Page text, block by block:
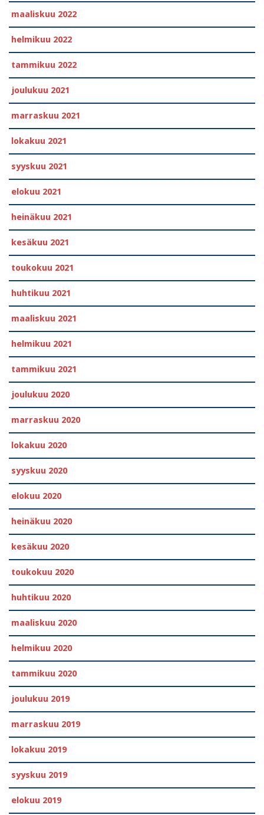
maaliskuu 2022
helmikuu 2022
tammikuu 2022
joulukuu 2021
marraskuu 2021
lokakuu 2021
syyskuu 2021
elokuu 2021
heinäkuu 2021
kesäkuu 2021
toukokuu 2021
huhtikuu 2021
maaliskuu 2021
helmikuu 2021
tammikuu 2021
joulukuu 2020
marraskuu 2020
lokakuu 2020
syyskuu 2020
elokuu 2020
heinäkuu 2020
kesäkuu 2020
toukokuu 2020
huhtikuu 2020
maaliskuu 2020
helmikuu 2020
tammikuu 2020
joulukuu 2019
marraskuu 2019
lokakuu 2019
syyskuu 2019
elokuu 2019